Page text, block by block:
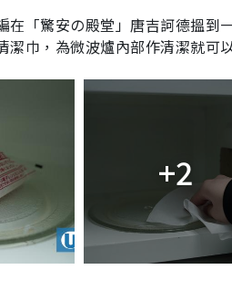
在「驚安の殿堂」唐吉訶德搵到
潔巾，為微波爐內部作清潔就可
+2